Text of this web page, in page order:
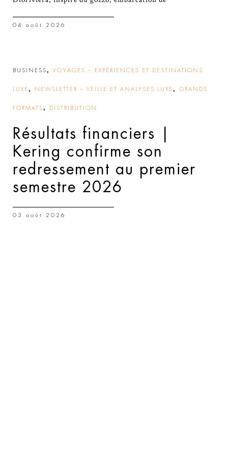
04 août 2026
BUSINESS, VOYAGES – EXPÉRIENCES ET DESTINATIONS
LUXE , NEWSLETTER – VEILLE ET ANALYSES LUXE , GRANDS
FORMATS, DISTRIBUTION
Résultats financiers |
Kering confirme son
redressement au premier
semestre 2026
03 août 2026